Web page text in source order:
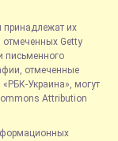
принадлежат их
Getty
письменного
отмеченные
Украина», могут
Attribution